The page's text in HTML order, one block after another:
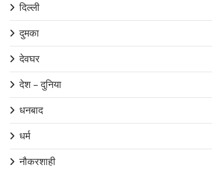
दिल्ली
दुमका
देवघर
देश – दुनिया
धनबाद
धर्म
नौकरशाही